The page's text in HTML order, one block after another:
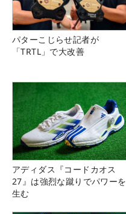
パターこじらせ記者が
「TRTL」で大改善
アディダス『コードカオス
27』は強烈な蹴りでパワーを
生む